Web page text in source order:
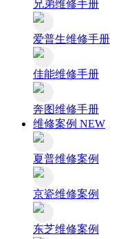
兄弟维修手册
爱普生维修手册
佳能维修手册
奔图维修手册
维修案例 NEW
夏普维修案例
京瓷维修案例
东芝维修案例